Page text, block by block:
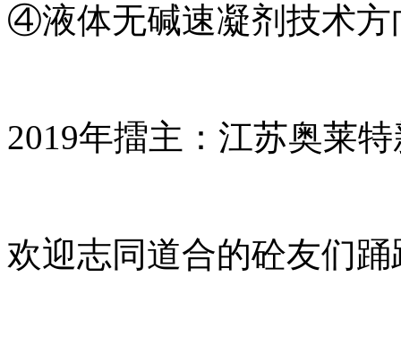
④液体无碱速凝剂技术方
2019年擂主：江苏奥莱
欢迎志同道合的砼友们